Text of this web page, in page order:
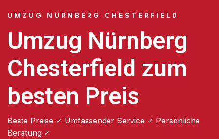
UMZUG NÜRNBERG CHESTERFIELD
Umzug Nürnberg
Chesterfield zum
besten Preis
Beste Preise ✓ Umfassender Service ✓ Persönliche
Beratung ✓